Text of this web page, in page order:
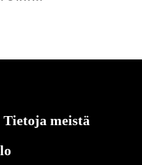
Tietoja meistä